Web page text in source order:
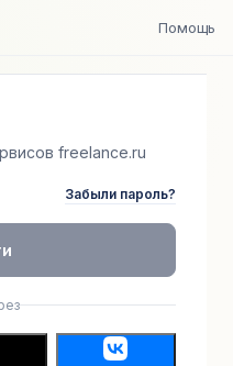
Помощь
freelance.ru
Забыли пароль?